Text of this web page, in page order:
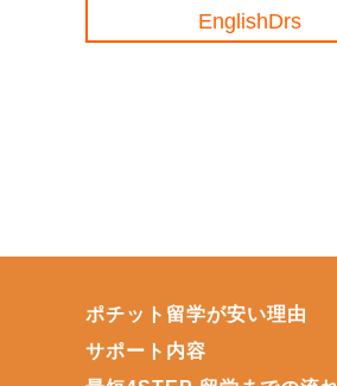
EnglishDrs
ポチット留学が安い理由
サポート内容